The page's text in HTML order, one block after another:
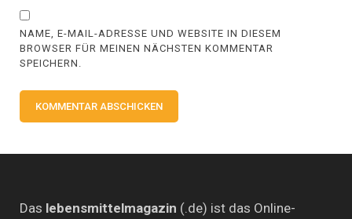
NAME, E-MAIL-ADRESSE UND WEBSITE IN DIESEM
BROWSER FÜR MEINEN NÄCHSTEN KOMMENTAR
SPEICHERN.
Das lebensmittelmagazin (.de) ist das Online-